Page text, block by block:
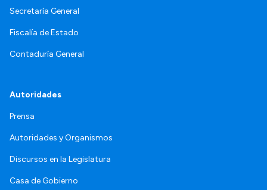
Secretaría General
Fiscalía de Estado
Contaduría General
Autoridades
Prensa
Autoridades y Organismos
Discursos en la Legislatura
Casa de Gobierno